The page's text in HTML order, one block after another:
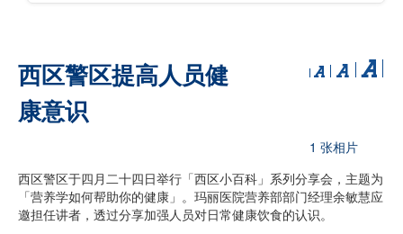
西区警区提高人员健
康意识
1 张相片
西区警区于四月二十四日举行「西区小百科」系列分享会，主题为
「营养学如何帮助你的健康」。玛丽医院营养部部门经理余敏慧应
邀担任讲者，透过分享加强人员对日常健康饮食的认识。